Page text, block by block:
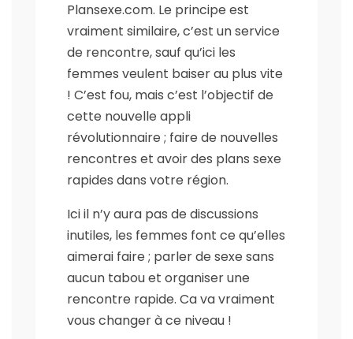
Plansexe.com. Le principe est
vraiment similaire, c’est un service
de rencontre, sauf qu’ici les
femmes veulent baiser au plus vite
! C’est fou, mais c’est l’objectif de
cette nouvelle appli
révolutionnaire ; faire de nouvelles
rencontres et avoir des plans sexe
rapides dans votre région.
Ici il n’y aura pas de discussions
inutiles, les femmes font ce qu’elles
aimerai faire ; parler de sexe sans
aucun tabou et organiser une
rencontre rapide. Ca va vraiment
vous changer à ce niveau !